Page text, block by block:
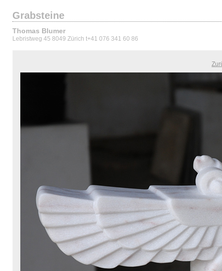
Grabsteine
Thomas Blumer
Lebristweg 45 8049 Zürich t+41 076 341 60 86